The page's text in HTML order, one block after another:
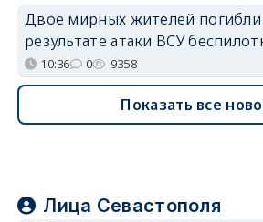
Двое мирных жителей
результате атаки ВСУ
10:36 0 9358
Показать все
Лица Севастополя